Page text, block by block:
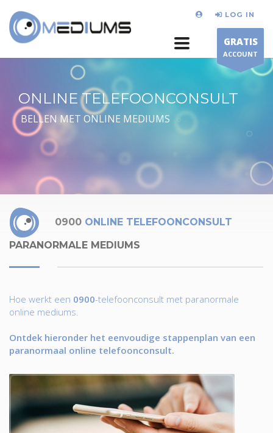
LOG IN
GRATIS
ACCOUNT
ONLINE TELEFOONCONSULT
BELLEN MET ONLINE MEDIUMS
0900 ONLINE TELEFOONCONSULT
PARANORMALE MEDIUMS
Hoe werkt een 0900-telefoonconsult met paranormale
online mediums.
Ontdek hieronder het eenvoudige stappenplan van een
paranormaal online telefoonconsult.